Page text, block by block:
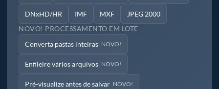
DNxHD/HR IMF MXF JPEG 2000
NOVO! PROCESSAMENTO EM LOTE
Converta pastas inteiras NOVO!
Enfileire vários arquivos NOVO!
Pré-visualize antes de salvar NOVO!